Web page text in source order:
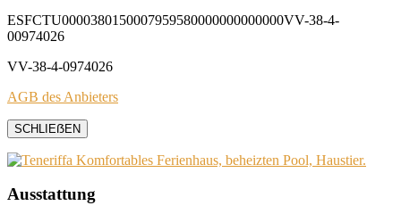
ESFCTU0000380150007959580000000000000VV-38-4-
00974026
VV-38-4-0974026
AGB des Anbieters
SCHLIEẞEN
Ausstattung